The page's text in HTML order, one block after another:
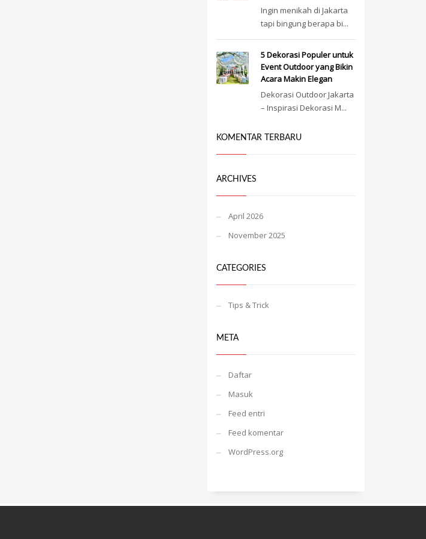
Ingin menikah di Jakarta
tapi bingung berapa bi...
5 Dekorasi Populer untuk
Event Outdoor yang Bikin
Acara Makin Elegan
Dekorasi Outdoor Jakarta
– Inspirasi Dekorasi M...
KOMENTAR TERBARU
ARCHIVES
April 2026
November 2025
CATEGORIES
Tips & Trick
META
Daftar
Masuk
Feed entri
Feed komentar
WordPress.org